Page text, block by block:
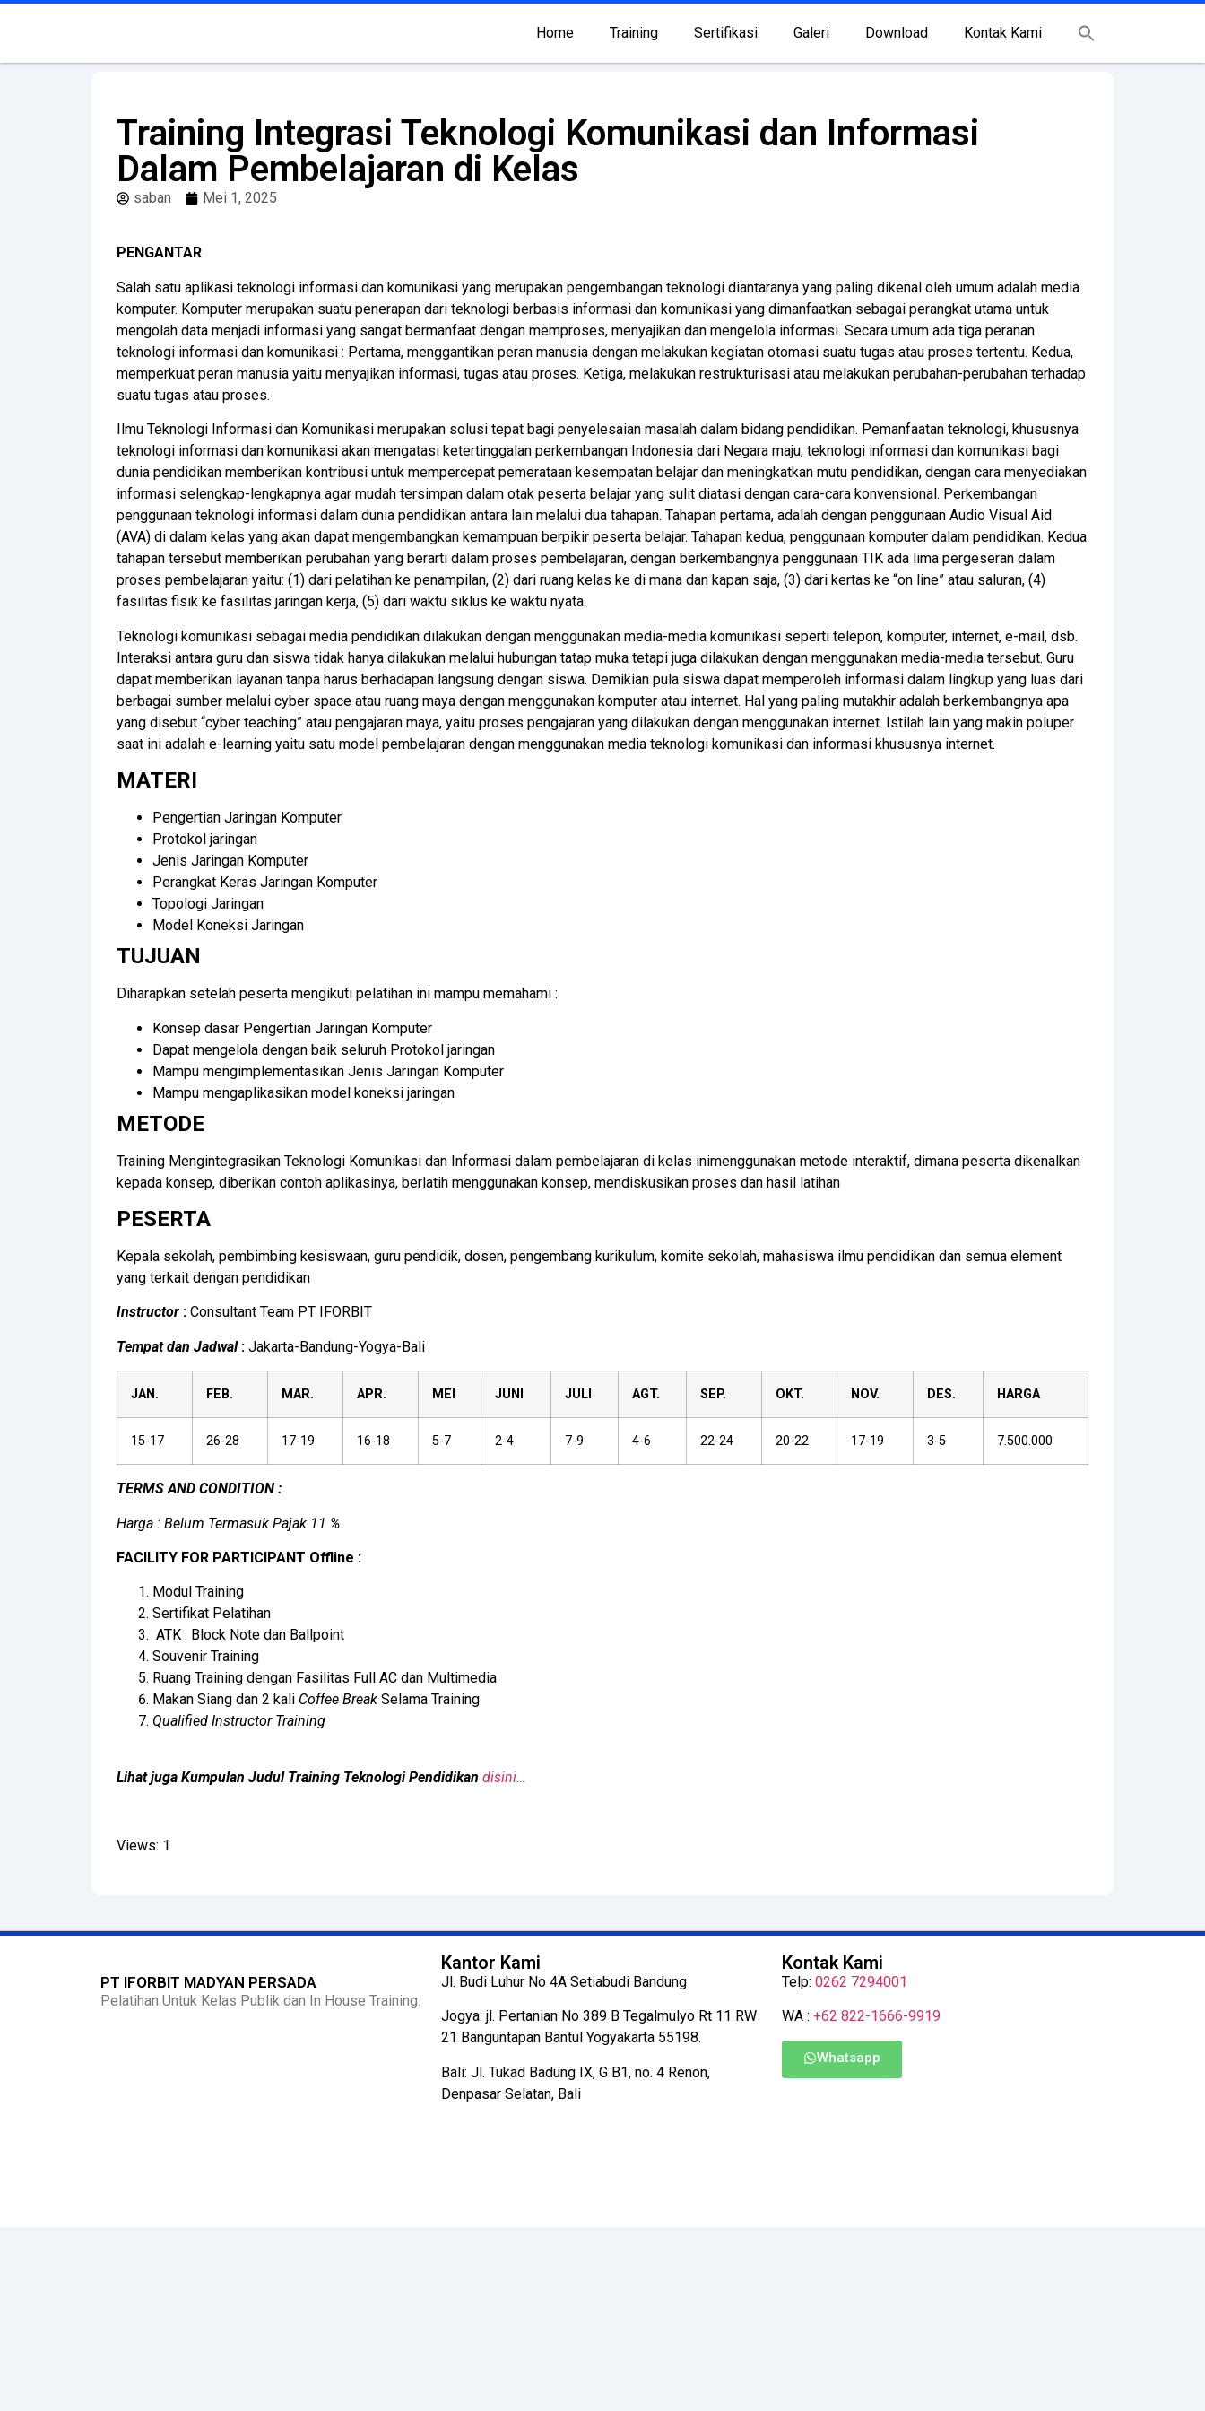
Home Training Sertifikasi Galeri Download Kontak Kami
Training Integrasi Teknologi Komunikasi dan Informasi
Dalam Pembelajaran di Kelas
saban Mei 1, 2025
PENGANTAR
Salah satu aplikasi teknologi informasi dan komunikasi yang merupakan pengembangan teknologi diantaranya yang paling dikenal oleh umum adalah media
komputer. Komputer merupakan suatu penerapan dari teknologi berbasis informasi dan komunikasi yang dimanfaatkan sebagai perangkat utama untuk
mengolah data menjadi informasi yang sangat bermanfaat dengan memproses, menyajikan dan mengelola informasi. Secara umum ada tiga peranan
teknologi informasi dan komunikasi : Pertama, menggantikan peran manusia dengan melakukan kegiatan otomasi suatu tugas atau proses tertentu. Kedua,
memperkuat peran manusia yaitu menyajikan informasi, tugas atau proses. Ketiga, melakukan restrukturisasi atau melakukan perubahan-perubahan terhadap
suatu tugas atau proses.
Ilmu Teknologi Informasi dan Komunikasi merupakan solusi tepat bagi penyelesaian masalah dalam bidang pendidikan. Pemanfaatan teknologi, khususnya
teknologi informasi dan komunikasi akan mengatasi ketertinggalan perkembangan Indonesia dari Negara maju, teknologi informasi dan komunikasi bagi
dunia pendidikan memberikan kontribusi untuk mempercepat pemerataan kesempatan belajar dan meningkatkan mutu pendidikan, dengan cara menyediakan
informasi selengkap-lengkapnya agar mudah tersimpan dalam otak peserta belajar yang sulit diatasi dengan cara-cara konvensional. Perkembangan
penggunaan teknologi informasi dalam dunia pendidikan antara lain melalui dua tahapan. Tahapan pertama, adalah dengan penggunaan Audio Visual Aid
(AVA) di dalam kelas yang akan dapat mengembangkan kemampuan berpikir peserta belajar. Tahapan kedua, penggunaan komputer dalam pendidikan. Kedua
tahapan tersebut memberikan perubahan yang berarti dalam proses pembelajaran, dengan berkembangnya penggunaan TIK ada lima pergeseran dalam
proses pembelajaran yaitu: (1) dari pelatihan ke penampilan, (2) dari ruang kelas ke di mana dan kapan saja, (3) dari kertas ke “on line” atau saluran, (4)
fasilitas fisik ke fasilitas jaringan kerja, (5) dari waktu siklus ke waktu nyata.
Teknologi komunikasi sebagai media pendidikan dilakukan dengan menggunakan media-media komunikasi seperti telepon, komputer, internet, e-mail, dsb.
Interaksi antara guru dan siswa tidak hanya dilakukan melalui hubungan tatap muka tetapi juga dilakukan dengan menggunakan media-media tersebut. Guru
dapat memberikan layanan tanpa harus berhadapan langsung dengan siswa. Demikian pula siswa dapat memperoleh informasi dalam lingkup yang luas dari
berbagai sumber melalui cyber space atau ruang maya dengan menggunakan komputer atau internet. Hal yang paling mutakhir adalah berkembangnya apa
yang disebut “cyber teaching” atau pengajaran maya, yaitu proses pengajaran yang dilakukan dengan menggunakan internet. Istilah lain yang makin poluper
saat ini adalah e-learning yaitu satu model pembelajaran dengan menggunakan media teknologi komunikasi dan informasi khususnya internet.
MATERI
Pengertian Jaringan Komputer
Protokol jaringan
Jenis Jaringan Komputer
Perangkat Keras Jaringan Komputer
Topologi Jaringan
Model Koneksi Jaringan
TUJUAN
Diharapkan setelah peserta mengikuti pelatihan ini mampu memahami :
Konsep dasar Pengertian Jaringan Komputer
Dapat mengelola dengan baik seluruh Protokol jaringan
Mampu mengimplementasikan Jenis Jaringan Komputer
Mampu mengaplikasikan model koneksi jaringan
METODE
Training Mengintegrasikan Teknologi Komunikasi dan Informasi dalam pembelajaran di kelas inimenggunakan metode interaktif, dimana peserta dikenalkan
kepada konsep, diberikan contoh aplikasinya, berlatih menggunakan konsep, mendiskusikan proses dan hasil latihan
PESERTA
Kepala sekolah, pembimbing kesiswaan, guru pendidik, dosen, pengembang kurikulum, komite sekolah, mahasiswa ilmu pendidikan dan semua element
yang terkait dengan pendidikan
Instructor : Consultant Team PT IFORBIT
Tempat dan Jadwal: Jakarta-Bandung-Yogya-Bali
JAN. FEB. MAR. APR. MEI JUNI JULI AGT. SEP. OKT. NOV. DES. HARGA
15-17 26-28 17-19 16-18 5-7 2-4 7-9 4-6 22-24 20-22 17-19 3-5 7.500.000
TERMS AND CONDITION :
Harga : Belum Termasuk Pajak 11 %
FACILITY FOR PARTICIPANT Offline :
Modul Training
Sertifikat Pelatihan
ATK : Block Note dan Ballpoint
Souvenir Training
Ruang Training dengan Fasilitas Full AC dan Multimedia
Makan Siang dan 2 kali Coffee Break Selama Training
Qualified Instructor Training
Lihat juga Kumpulan Judul Training Teknologi Pendidikan disini…
Views: 1
PT IFORBIT MADYAN PERSADA
Pelatihan Untuk Kelas Publik dan In House Training.
Kantor Kami
Jl. Budi Luhur No 4A Setiabudi Bandung
Jogya: jl. Pertanian No 389 B Tegalmulyo Rt 11 RW
21 Banguntapan Bantul Yogyakarta 55198.
Bali: Jl. Tukad Badung IX, G B1, no. 4 Renon,
Denpasar Selatan, Bali
Kontak Kami
Telp: 0262 7294001
WA : +62 822-1666-9919
Whatsapp